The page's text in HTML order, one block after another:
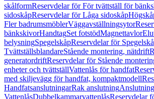
skålformReservdelar för För tvättställ för
sidoskåpReservdelar för Låga sidoskåp
Fler badrumsmöblerVäggavställningsytor
bänkskivorHandtagSet fotstödMagnettavlor
belysningSpegelskåpReservdelar för
TvättställsblandareStående montering, nätdrift
generatordriftReservdelar för Stående
enheter och tvättställVattenlås för handfat
med skiljevägg för handfat, kompaktmodell
HandfatsanslutningarRak anslutning
VattenlåsDubbelkammarvattenlåsReservdelar